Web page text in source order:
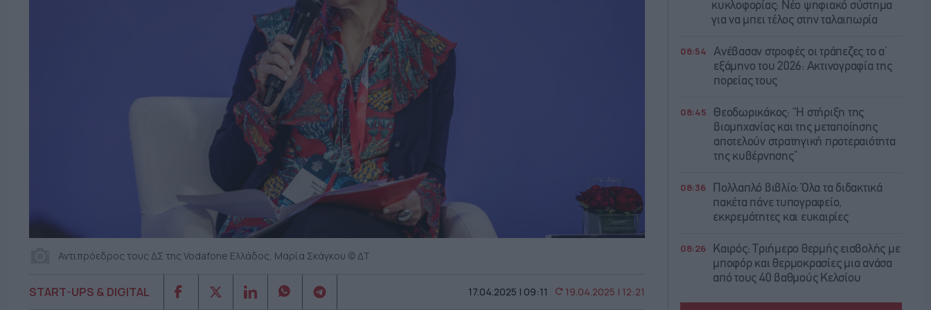
Αντιπρόεδρος τους ΔΣ της Vodafone Ελλάδος, Μαρία Σκάγκου © ΔΤ
START-UPS & DIGITAL 17.04.2025 | 09:11 19.04.2025 | 12:21
κυκλοφορίας: Νέο ψηφιακό σύστημα
για να μπει τέλος στην ταλαιπωρία
08:54
Ανέβασαν στροφές οι τράπεζες το α’
εξάμηνο του 2026: Ακτινογραφία της
πορείας τους
08:45
Θεοδωρικάκος: “Η στήριξη της
βιομηχανίας και της μεταποίησης
αποτελούν στρατηγική προτεραιότητα
της κυβέρνησης”
08:36
Πολλαπλό βιβλίο: Όλα τα διδακτικά
πακέτα πάνε τυπογραφείο,
εκκρεμότητες και ευκαιρίες
08:26
Καιρός: Τριήμερο θερμής εισβολής με
μποφόρ και θερμοκρασίες μια ανάσα
από τους 40 βαθμούς Κελσίου